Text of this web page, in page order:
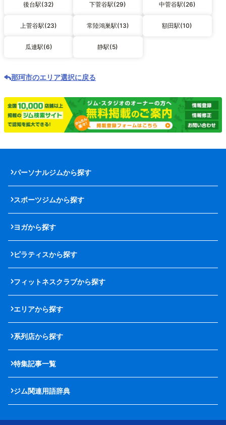
後台駅(32) 下菅谷駅(29) 中菅谷駅(26)
上菅谷駅(23) 常陸鴻巣駅(13) 額田駅(10)
瓜連駅(6) 静駅(5)
那珂市のエリア選択に戻る
パーソナルジムから探す
スポーツジムから探す
ヨガから探す
ピラティスから探す
フィットネスクラブから探す
エリアから探す
系列店から探す
特集記事一覧
ジム関連用語辞典